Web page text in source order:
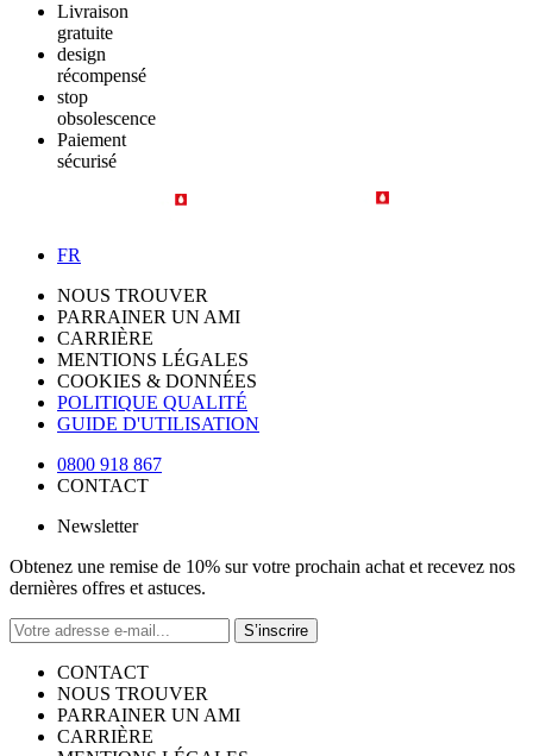
Livraison
gratuite
design
récompensé
stop
obsolescence
Paiement
sécurisé
FR
NOUS TROUVER
PARRAINER UN AMI
CARRIÈRE
MENTIONS LÉGALES
COOKIES & DONNÉES
POLITIQUE QUALITÉ
GUIDE D'UTILISATION
0800 918 867
CONTACT
Newsletter
Obtenez une remise de 10% sur votre prochain achat et recevez nos
dernières offres et astuces.
S’inscrire
CONTACT
NOUS TROUVER
PARRAINER UN AMI
CARRIÈRE